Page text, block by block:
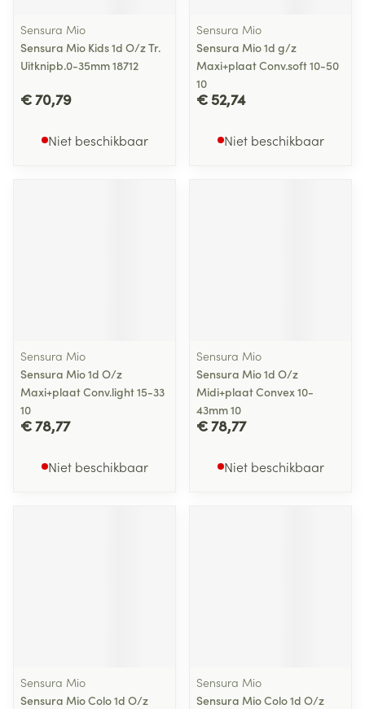
Sensura Mio
Sensura Mio Kids 1d O/z Tr.
Uitknipb.0-35mm 18712
€ 70,79
Niet beschikbaar
Sensura Mio
Sensura Mio 1d g/z
Maxi+plaat Conv.soft 10-50
10
€ 52,74
Niet beschikbaar
Sensura Mio
Sensura Mio 1d O/z
Maxi+plaat Conv.light 15-33
10
€ 78,77
Niet beschikbaar
Sensura Mio
Sensura Mio 1d O/z
Midi+plaat Convex 10-
43mm 10
€ 78,77
Niet beschikbaar
Sensura Mio
Sensura Mio Colo 1d O/z
Sensura Mio
Sensura Mio Colo 1d O/z